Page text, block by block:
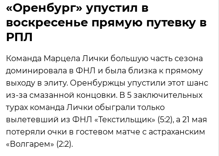
«Оренбург» упустил в
воскресенье прямую путевку в
РПЛ
Команда Марцела Лички большую часть сезона
доминировала в ФНЛ и была близка к прямому
выходу в элиту. Оренбуржцы упустили этот шанс
из-за смазанной концовки. В 5 заключительных
турах команда Лички обыграли только
вылетевший из ФНЛ «Текстильщик» (5:2), а 21 мая
потеряли очки в гостевом матче с астраханским
«Волгарем» (2:2).